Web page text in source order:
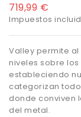
719,99 €
Impuestos
Valley permite
niveles sobre
estableciendo
categorizan
donde conviven
del metal.